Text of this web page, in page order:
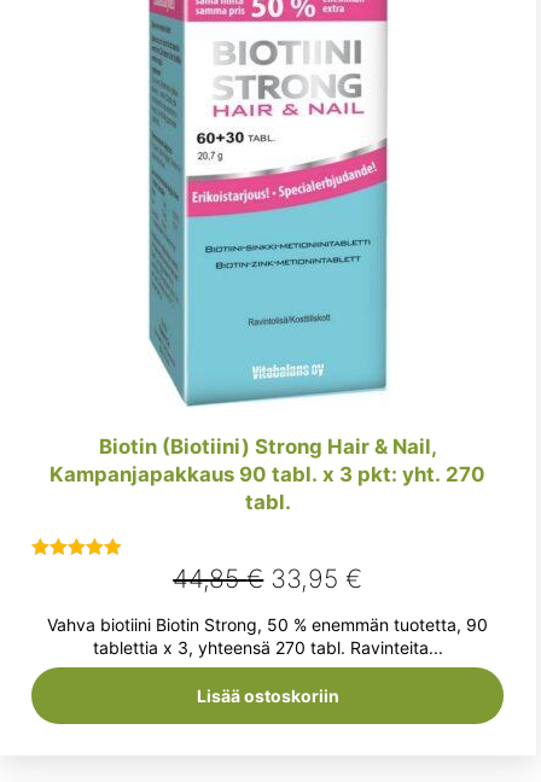
Biotin (Biotiini) Strong Hair & Nail,
Kampanjapakkaus 90 tabl. x 3 pkt: yht. 270
tabl.
5.00/ 5
44,85€ Alkuperäinen
hinta
oli:
44,85 €.
33,95€
hinta
on:
Vahva biotiini Biotin Strong, 50 % enemmän tuotetta, 90
tablettia x 3, yhteensä 270 tabl. Ravinteita...
Lisää ostoskoriin